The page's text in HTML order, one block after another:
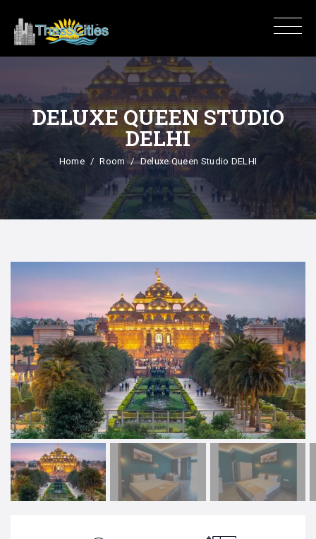
DELUXE QUEEN STUDIO
DELHI
Home Room Deluxe Queen Studio DELHI